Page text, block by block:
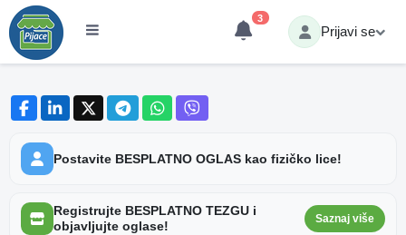
3
Prijavi se
Postavite BESPLATNO OGLAS kao fizičko lice!
Registrujte BESPLATNO TEZGU i
objavljujte oglase!
Saznaj više